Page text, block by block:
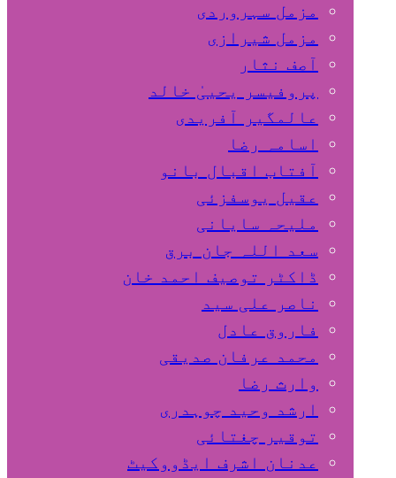
مزمل سہروردی
مزمل شیرازی
آصف نثار
پروفیسر یحییٰ خالد
عالمگیر آفریدی
اسامہ رضا
آفتاب اقبال بانو
عقیل یوسفزئی
ملیحہ سایانی
سعد اللہ جان برق
ڈاکٹر توصیف احمد خان
ناصر علی سید
فاروق عادل
محمد عرفان صدیقی
وارث رضا
ارشد وحید چوہدری
توقیر چغتائی
عدنان اشرف ایڈووکیٹ